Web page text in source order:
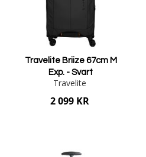
Travelite Briize 67cm M
Exp. - Svart
Travelite
2 099 KR